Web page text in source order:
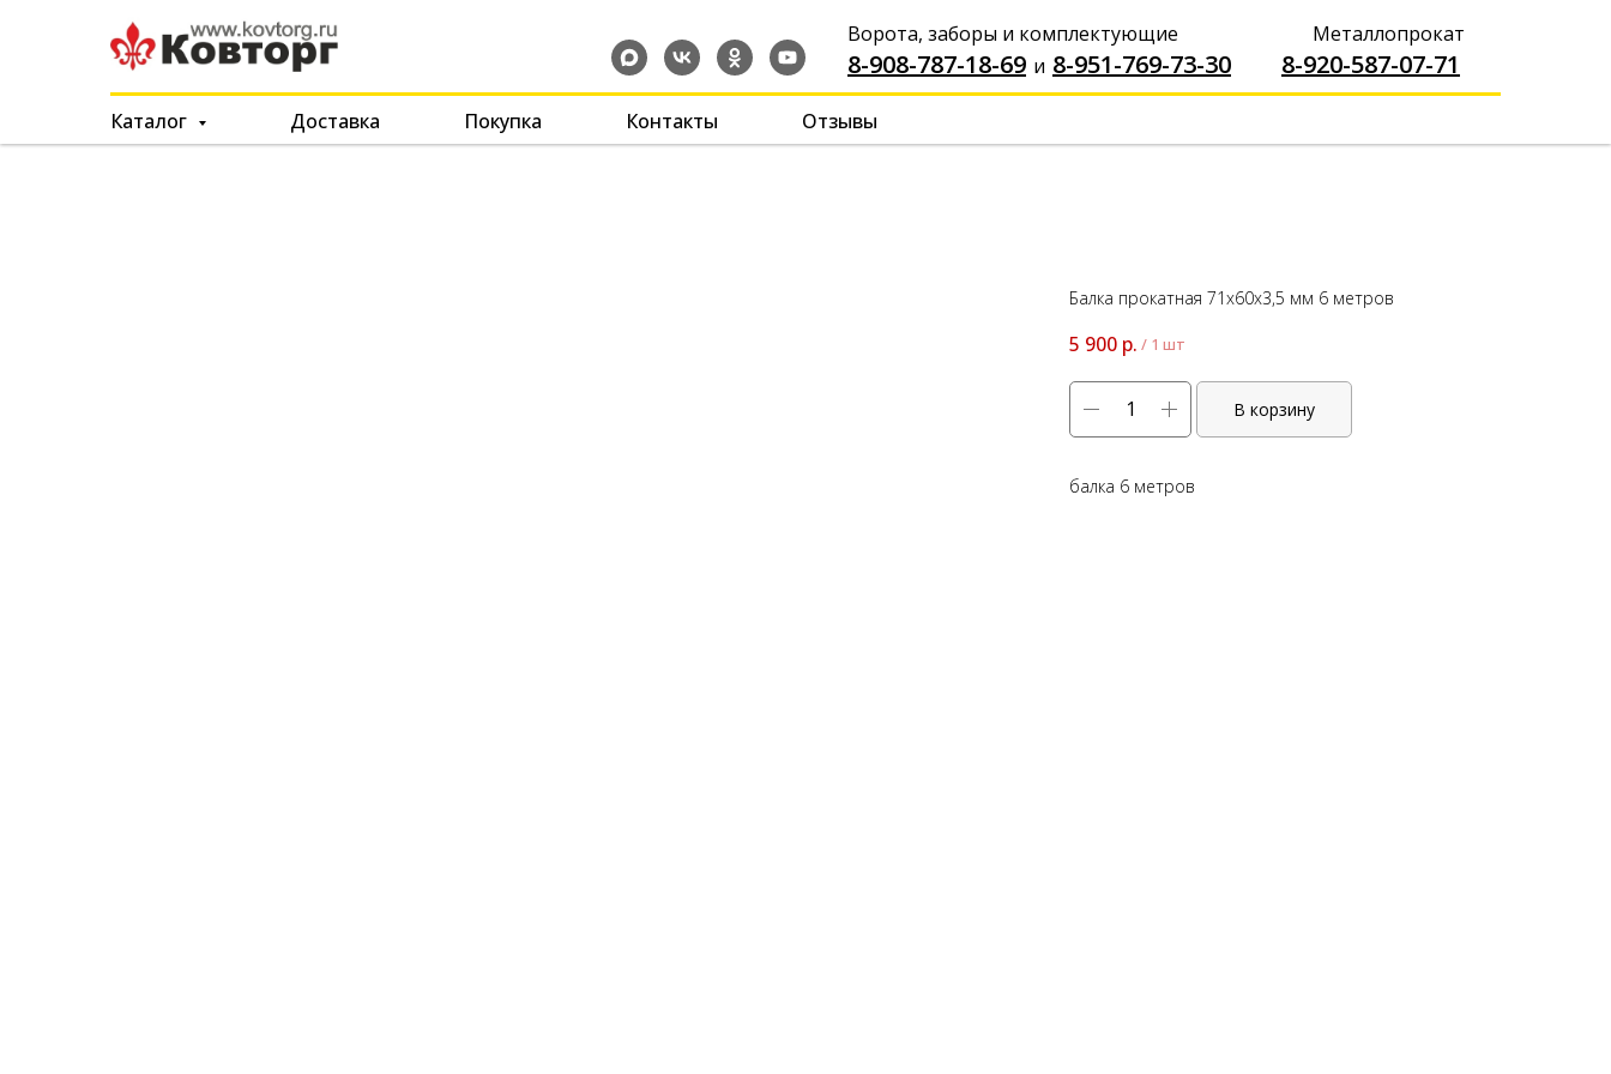
Ворота, заборы и комплектующие Металлопрокат
8-908-787-18-69 и 8-951-769-73-30 8-920-587-07-71
Каталог Доставка Покупка Контакты Отзывы
Балка прокатная 71х60х3,5 мм 6 метров
5 900 р. / 1 шт
В корзину
балка 6 метров